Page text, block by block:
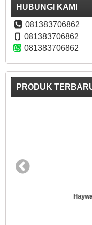
HUBUNGI KAMI
081383706862
081383706862
081383706862
PRODUK
Hayward SP1419D
Flow Inlet